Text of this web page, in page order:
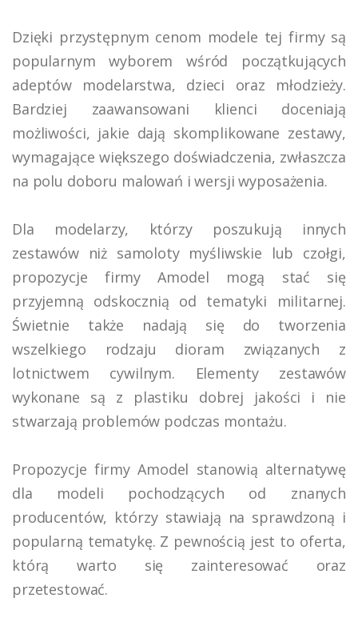
Dzięki przystępnym cenom modele tej firmy są
popularnym wyborem wśród początkujących
adeptów modelarstwa, dzieci oraz młodzieży.
Bardziej zaawansowani klienci doceniają
możliwości, jakie dają skomplikowane zestawy,
wymagające większego doświadczenia, zwłaszcza
na polu doboru malowań i wersji wyposażenia.
Dla modelarzy, którzy poszukują innych
zestawów niż samoloty myśliwskie lub czołgi,
propozycje firmy Amodel mogą stać się
przyjemną odskocznią od tematyki militarnej.
Świetnie także nadają się do tworzenia
wszelkiego rodzaju dioram związanych z
lotnictwem cywilnym. Elementy zestawów
wykonane są z plastiku dobrej jakości i nie
stwarzają problemów podczas montażu.
Propozycje firmy Amodel stanowią alternatywę
dla modeli pochodzących od znanych
producentów, którzy stawiają na sprawdzoną i
popularną tematykę. Z pewnością jest to oferta,
którą warto się zainteresować oraz
przetestować.